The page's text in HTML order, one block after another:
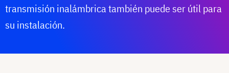
transmisión inalámbrica también puede ser útil para
su instalación.